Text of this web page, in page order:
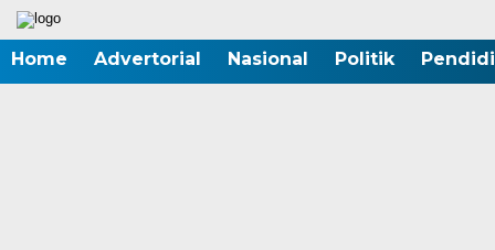
Home Advertorial Nasional Politik